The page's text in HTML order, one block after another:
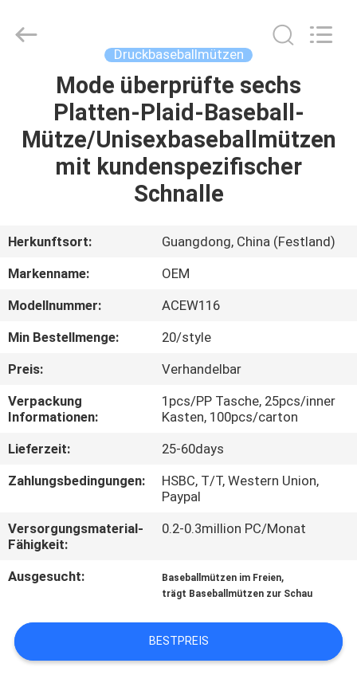
HAUS
PRODUKTE
FABRIK-
QUALITÄTSKONTROLLE
TRETEN
SIE
MIT
UNS
VERBINDUNG
NACHRICHTEN
FÄLLE
Ltd..
Druckbaseballmützen
Mode überprüfte sechs
Platten-Plaid-Baseball-
Mütze/Unisexbaseballmützen
mit kundenspezifischer
Schnalle
Herkunftsort:
Guangdong, China (Festland)
Markenname:
OEM
Modellnummer:
ACEW116
Min Bestellmenge:
20/style
Preis:
Verhandelbar
Verpackung
Informationen:
1pcs/PP Tasche, 25pcs/inner
Kasten, 100pcs/carton
Lieferzeit:
25-60days
Zahlungsbedingungen:
HSBC, T/T, Western Union,
Paypal
Versorgungsmaterial-
Fähigkeit:
0.2-0.3million PC/Monat
Ausgesucht: Baseballmützen im Freien,
trägt Baseballmützen zur Schau
BESTPREIS